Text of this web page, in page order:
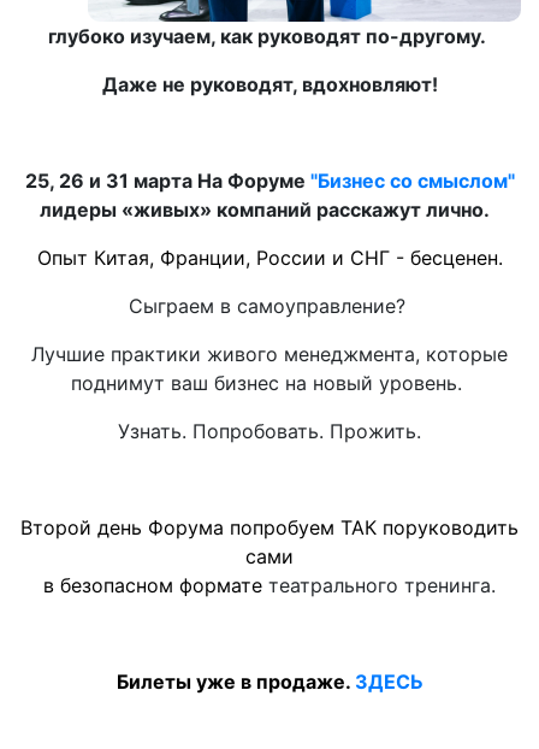
глубоко изучаем, как руководят по-другому.
Даже не руководят, вдохновляют!
25, 26 и 31 марта На Форуме "Бизнес со смыслом"
лидеры «живых» компаний расскажут лично.
Опыт Китая, Франции, России и СНГ - бесценен.
Сыграем в самоуправление?
Лучшие практики живого менеджмента, которые
поднимут ваш бизнес на новый уровень.
Узнать. Попробовать. Прожить.
Второй день Форума попробуем ТАК поруководить
сами
в безопасном формате театрального тренинга.
Билеты уже в продаже. ЗДЕСЬ